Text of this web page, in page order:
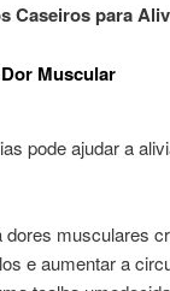
Caseiros para
Muscular
pode ajudar a
dores musculares
e aumentar a